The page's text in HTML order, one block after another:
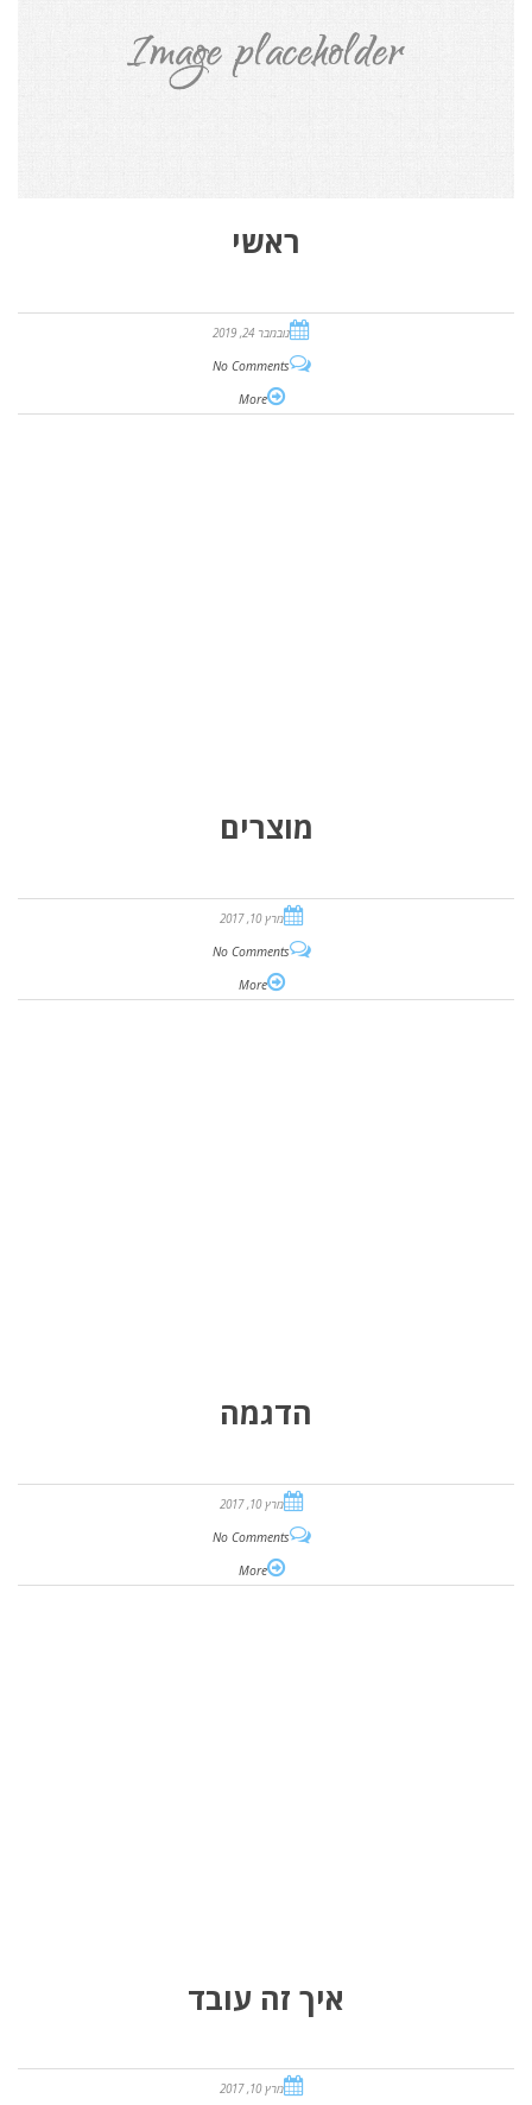
ראשי
נובמבר 24, 2019
No Comments
More
מוצרים
מרץ 10, 2017
No Comments
More
הדגמה
מרץ 10, 2017
No Comments
More
איך זה עובד
מרץ 10, 2017